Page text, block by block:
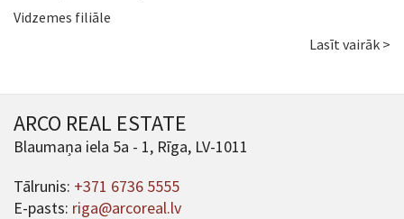
Vidzemes filiāle
Lasīt vairāk >
ARCO REAL ESTATE
Blaumaņa iela 5a - 1, Rīga, LV-1011
Tālrunis: +371 6736 5555
E-pasts: riga@arcoreal.lv